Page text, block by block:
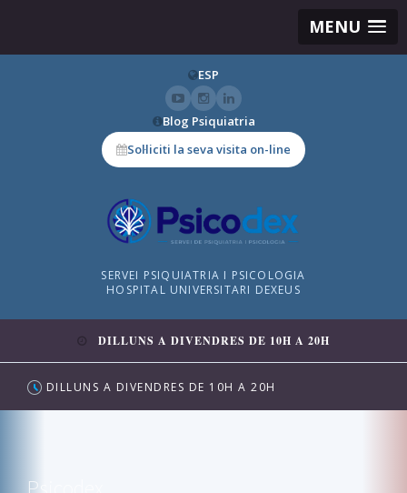
MENU
ESP
Blog Psiquiatria
Sol·liciti la seva visita on-line
SERVEI PSIQUIATRIA I PSICOLOGIA
HOSPITAL UNIVERSITARI DEXEUS
DILLUNS A DIVENDRES DE 10H A 20H
DILLUNS A DIVENDRES DE 10H A 20H